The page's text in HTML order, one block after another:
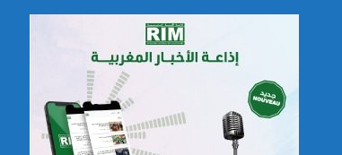
الصين تصدر إنذارين
لمواجهة العواصف المطيرة
وطقس شديد الحمل